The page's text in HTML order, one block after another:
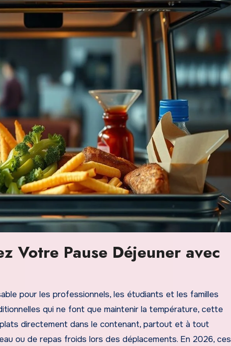
Votre Pause Déjeuner avec
pour les professionnels, les étudiants et les familles
qui ne font que maintenir la température, cette
directement dans le contenant, partout et à tout
ou de repas froids lors des déplacements. En 2026, ces